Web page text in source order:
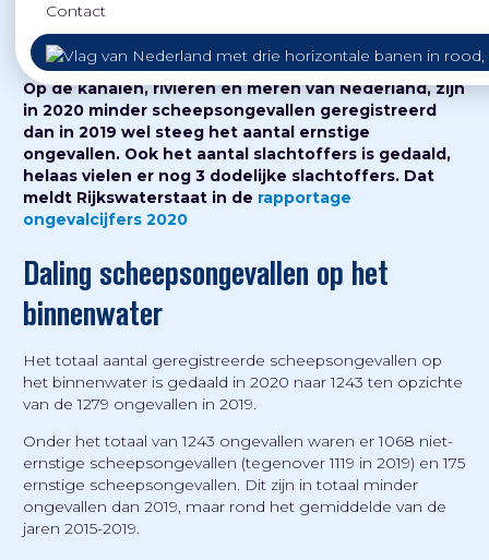
Contact
Op de kanalen, rivieren en meren van Nederland, zijn
in 2020 minder scheepsongevallen geregistreerd
dan in 2019 wel steeg het aantal ernstige
ongevallen. Ook het aantal slachtoffers is gedaald,
helaas vielen er nog 3 dodelijke slachtoffers. Dat
meldt Rijkswaterstaat in de rapportage
ongevalcijfers 2020
Daling scheepsongevallen op het
binnenwater
Het totaal aantal geregistreerde scheepsongevallen op
het binnenwater is gedaald in 2020 naar 1243 ten opzichte
van de 1279 ongevallen in 2019.
Onder het totaal van 1243 ongevallen waren er 1068 niet-
ernstige scheepsongevallen (tegenover 1119 in 2019) en 175
ernstige scheepsongevallen. Dit zijn in totaal minder
ongevallen dan 2019, maar rond het gemiddelde van de
jaren 2015-2019.